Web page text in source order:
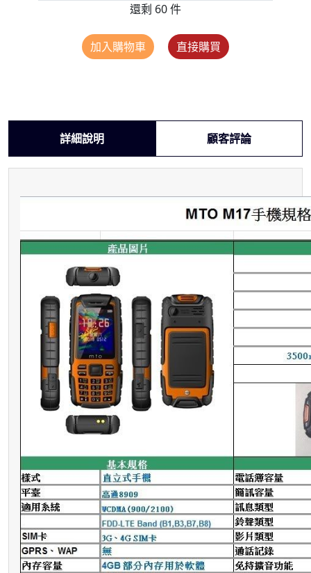
還剩 60 件
加入購物車 直接購買
詳細說明 顧客評論